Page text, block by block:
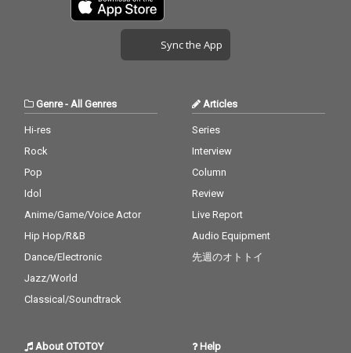
Sync the App
Genre- All Genres
Hi-res
Rock
Pop
Idol
Anime/Game/Voice Actor
Hip Hop/R&B
Dance/Electronic
Jazz/World
Classical/Soundtrack
Articles
Series
Interview
Column
Review
Live Report
Audio Equipment
先週のオトトイ
About OTOTOY Help